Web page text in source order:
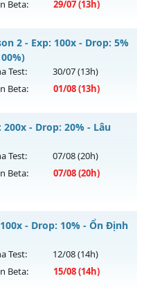
Beta: 29/07(13h)
https://muhoalong.pro
chủ
vào 13h ngày
2 - Exp: 100x - Drop: 5%
Test: 30/07(13h)
Beta: 01/08(13h)
Non-Reset (Cày cuốc
chủ
THIÊN VƯƠNG
200x - Drop: 20% - Lâu
Test: 07/08(20h)
Beta: 07/08(20h)
chủ
- Drop: 10% - Ổn Định
Test: 12/08(14h)
Beta: 15/08(14h)